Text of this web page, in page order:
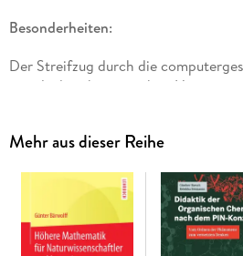
Besonderheiten:
Der Streifzug durch die
jeweils den theoretischen
Grundstudium vertiefen. Für
besprochenen Programme stehen
Der Inhalt
Mehr aus dieser Reihe